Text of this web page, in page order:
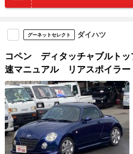
グーネットセレクト ダイハツ
コペン ディタッチャブルト
速マニュアル リアスポイラ
リアエアロ メモリーナビ
ーレス Ｂｌｕｅｔｏｏｔｈ
グ